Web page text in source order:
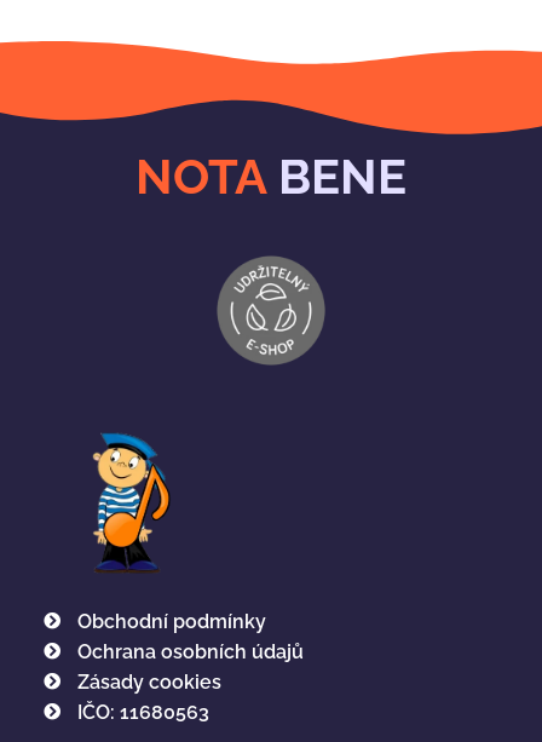
NOTA BENE
Obchodní podmínky
Ochrana osobních údajů
Zásady cookies
IČO: 11680563